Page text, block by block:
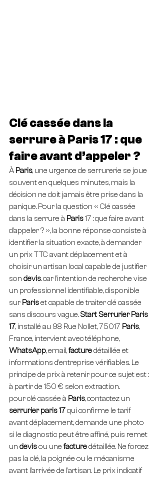
Clé cassée dans la
serrure à Paris 17 : que
faire avant d’appeler ?
À Paris, une urgence de serrurerie se joue
souvent en quelques minutes, mais la
décision ne doit jamais être prise dans la
panique. Pour la question « Clé cassée
dans la serrure à Paris 17 : que faire avant
d’appeler ? », la bonne réponse consiste à
identifier la situation exacte, à demander
un prix TTC avant déplacement et à
choisir un artisan local capable de justifier
son devis. car l’intention de recherche vise
un professionnel identifiable, disponible
sur Paris et capable de traiter clé cassée
sans discours vague. Start Serrurier Paris
17, installé au 98 Rue Nollet, 75017 Paris,
France, intervient avec téléphone,
WhatsApp, email, facture détaillée et
informations d’entreprise vérifiables. Le
principe de prix à retenir pour ce sujet est :
à partir de 150 € selon extraction.
pour clé cassée à Paris, contactez un
serrurier paris 17 qui confirme le tarif
avant déplacement, demande une photo
si le diagnostic peut être affiné, puis remet
un devis ou une facture détaillée. Ne forcez
pas la clé, la poignée ou le mécanisme
avant l’arrivée de l’artisan. Le prix indicatif